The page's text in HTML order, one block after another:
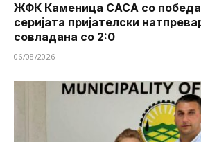
ЖФК Каменица САСА со победа
серијата пријателски
совладана со 2:0
06/08/2026